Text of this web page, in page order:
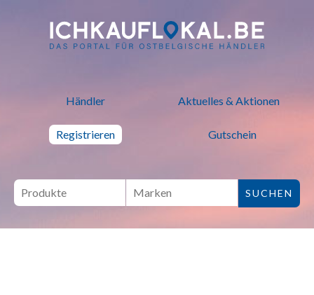
ich kauf lokal - Bei lokalen
Händler Aktuelles & Aktionen
Registrieren Gutschein